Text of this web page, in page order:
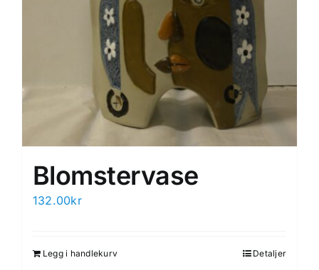
Blomstervase
132.00kr
Legg i handlekurv Detaljer